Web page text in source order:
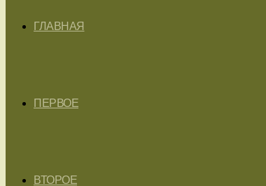
ГЛАВНАЯ
ПЕРВОЕ
ВТОРОЕ